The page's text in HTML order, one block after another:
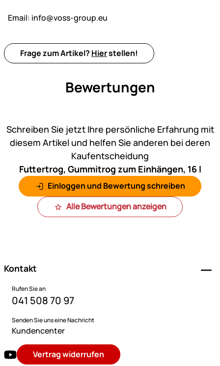
Email: info@voss-group.eu
Frage zum Artikel? Hierstellen!
Bewertungen
Schreiben Sie jetzt Ihre persönliche Erfahrung mit
diesem Artikel und helfen Sie anderen bei deren
Kaufentscheidung
Futtertrog, Gummitrog zum Einhängen, 16 l
Einloggen und Bewertung schreiben
Alle Bewertungen anzeigen
Kontakt
Rufen Sie an
041 508 70 97
Senden Sie uns eine Nachricht
Kundencenter
Vertrag widerrufen